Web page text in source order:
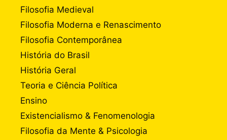
Filosofia Medieval
Filosofia Moderna e Renascimento
Filosofia Contemporânea
História do Brasil
História Geral
Teoria e Ciência Política
Ensino
Existencialismo & Fenomenologia
Filosofia da Mente & Psicologia